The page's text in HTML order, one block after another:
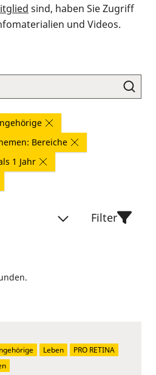
sind, haben Sie Zugriff
und Videos.
Bereiche
1 Jahr
Filter
Leben
PRO RETINA